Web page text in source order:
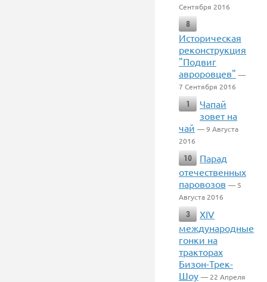
Сентября 2016
8
Историческая
реконструкция
"Подвиг
авроровцев" —
7 Сентября 2016
1
Чапай
зовет на
чай — 9 Августа
2016
10
Парад
отечественных
паровозов — 5
Августа 2016
3
XIV
международные
гонки на
тракторах
Бизон-Трек-
Шоу — 22 Апреля